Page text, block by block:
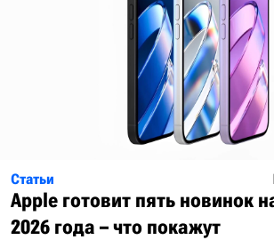
Статьи
Apple готовит пять новинок
2026 года – что покажут